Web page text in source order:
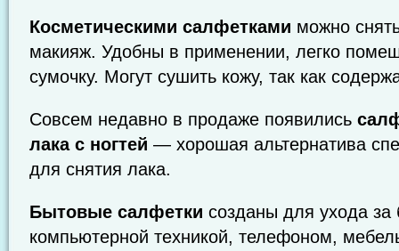
Косметическими салфетками можно
макияж. Удобны в применении, легко
сумочку. Могут сушить кожу, так как
Совсем недавно в продаже появились
лака с ногтей — хорошая альтернатива
для снятия лака.
Бытовые салфетки созданы для ухода за
компьютерной техникой, телефоном,